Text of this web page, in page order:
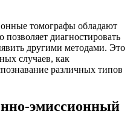
томографы обладают
диагностировать
другими методами. Это
случаев, как
различных типов
эмиссионный